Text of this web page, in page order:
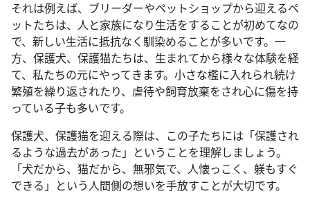
それは例えば、ブリーダーやペットショップから迎えるペ
ットたちは、人と家族になり生活をすることが初めてなの
で、新しい生活に抵抗なく馴染めることが多いです。一
方、保護犬、保護猫たちは、生まれてから様々な体験を経
て、私たちの元にやってきます。小さな檻に入れられ続け
繁殖を繰り返されたり、虐待や飼育放棄をされ心に傷を持
っている子も多いです。
保護犬、保護猫を迎える際は、この子たちには「保護され
るような過去があった」ということを理解しましょう。
「犬だから、猫だから、無邪気で、人懐っこく、躾もすぐ
できる」という人間側の想いを手放すことが大切です。